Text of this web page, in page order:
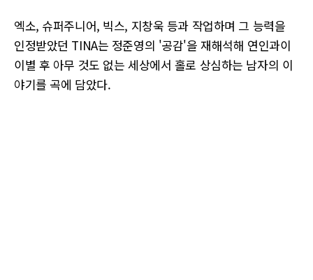
엑소, 슈퍼주니어, 빅스, 지창욱 등과 작업하며 그 능력을
인정받았던 TINA는 정준영의 '공감'을 재해석해 연인과이
이별 후 아무 것도 없는 세상에서 홀로 상심하는 남자의 이
야기를 곡에 담았다.